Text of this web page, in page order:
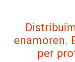
enamoren.
per